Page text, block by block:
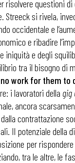
questioni
Streeck si rivela,
occidentale e
e ribadire
iniquità e degli
tra il bisogno di
work for them to
i lavoratori della gig
ancora
contrattazione
Il potenziale
per
tra le altre, le